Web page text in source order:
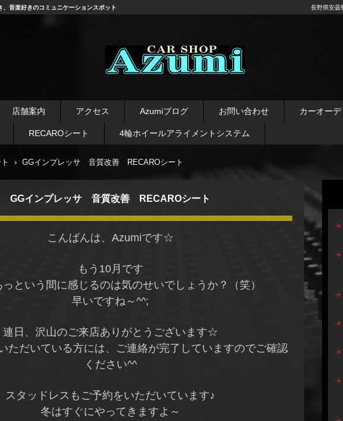
イール デッドニング カーオ
ーディオ レカロシート
、音楽好きのコミュニケーションスポット 長野県安曇
店舗案内 アクセス Azumiブログ お問い合わせ カーオー
RECAROシート 4輪ホイールアライメントシステム
› GGインプレッサ 音質改善 RECAROシート
GGインプレッサ 音質改善 RECAROシート
こんばんは、Azumiです☆
もう10月です
という間に感じるのは気のせいでしょうか？（笑）
早いですね～^^;
連日、沢山のご来店ありがとうございます☆
ただいている方には、ご連絡が完了していますのでご確認
ください^^
スタッドレスもご予約をいただいています♪
冬はすぐにやってきますよ～